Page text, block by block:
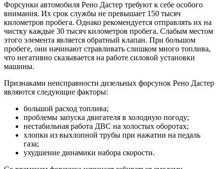
Форсунки автомобиля Рено Дастер требуют к себе особого
внимания. Их срок службы не превышает 150 тысяч
километров пробега. Однако рекомендуется отправлять их на
чистку каждые 30 тысяч километров пробега. Слабым местом
этого элемента является обратный клапан. При большом
пробеге, они начинают стравливать слишком много топлива,
что негативно сказывается на работе силовой установки
машины.
Признаками неисправности дизельных форсунок Рено Дастер
являются следующие факторы:
большой расход топлива;
проблемы запуска двигателя в холодную погоду;
нестабильная работа ДВС на холостых оборотах;
хлопки из выхлопной трубы при нажатии на педаль
газа;
ухудшение динамики набора скорости.